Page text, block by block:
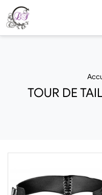
TOUR DE